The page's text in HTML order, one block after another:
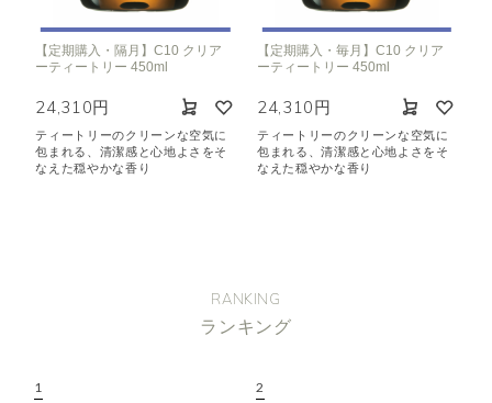
【定期購入・隔月】C10 クリア
ーティートリー 450ml
24,310円
ティートリーのクリーンな空気に
包まれる、清潔感と心地よさをそ
なえた穏やかな香り
【定期購入・毎月】C10 クリア
ーティートリー 450ml
24,310円
ティートリーのクリーンな空気に
包まれる、清潔感と心地よさをそ
なえた穏やかな香り
RANKING
ランキング